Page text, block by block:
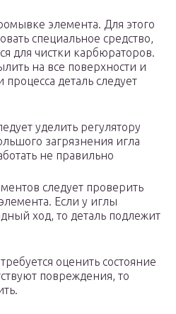
элемента. Для этого
специальное средство,
для чистки карбюраторов.
на все поверхности и
деталь следует
уделить регулятору
загрязнения игла
не правильно
следует проверить
Если у иглы
ход, то деталь подлежит
оценить состояние
повреждения, то